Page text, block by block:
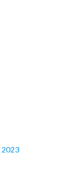
2023